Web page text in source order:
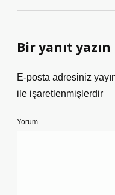
Bir yanıt yazın
E-posta adresiniz
ile işaretlenmişlerdir
Yorum